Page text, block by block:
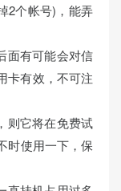
2个帐号)，能弄
面有可能会对信
卡有效，不可注
则它将在免费试
时使用一下，保